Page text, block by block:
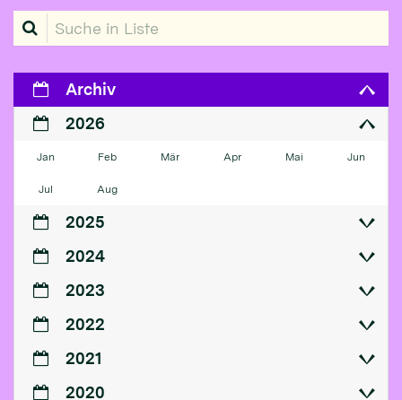
Suche in Liste
Archiv
2026
Jan Feb Mär Apr Mai Jun
Jul Aug
2025
2024
2023
2022
2021
2020